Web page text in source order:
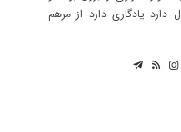
یادگاری دارد از مرهم